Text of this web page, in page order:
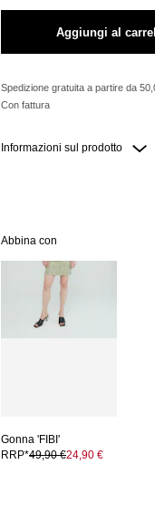
Aggiungi al
Spedizione gratuita a partire da
Con fattura
Informazioni sul prodotto
Abbina con
Gonna 'FIBI'
RRP*49,90 €24,90 €